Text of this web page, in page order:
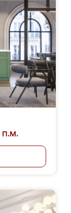
п.м.